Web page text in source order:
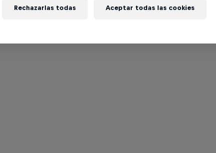
Rechazarlas todas Aceptar todas las cookies